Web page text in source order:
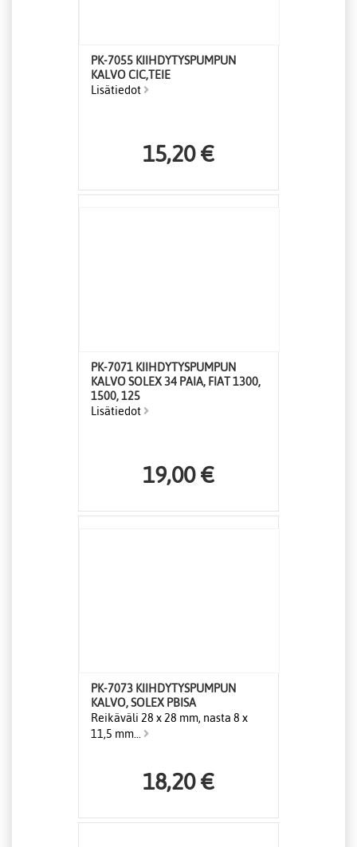
PK-7055 KIIHDYTYSPUMPUN
KALVO CIC,TEIE
Lisätiedot
15,20 €
PK-7071 KIIHDYTYSPUMPUN
KALVO SOLEX 34 PAIA, FIAT 1300,
1500, 125
Lisätiedot
19,00 €
PK-7073 KIIHDYTYSPUMPUN
KALVO, SOLEX PBISA
Reikäväli 28 x 28 mm, nasta 8 x
11,5 mm...
18,20 €